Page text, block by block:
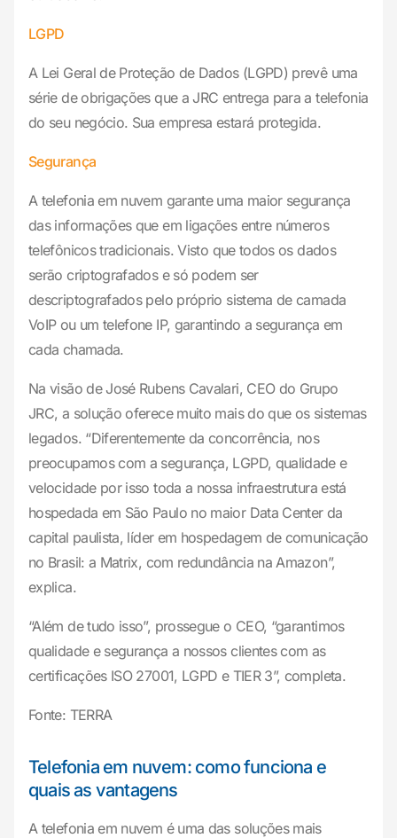
LGPD
A Lei Geral de Proteção de Dados (LGPD) prevê uma
série de obrigações que a JRC entrega para a telefonia
do seu negócio. Sua empresa estará protegida.
Segurança
A telefonia em nuvem garante uma maior segurança
das informações que em ligações entre números
telefônicos tradicionais. Visto que todos os dados
serão criptografados e só podem ser
descriptografados pelo próprio sistema de camada
VoIP ou um telefone IP, garantindo a segurança em
cada chamada.
Na visão de José Rubens Cavalari, CEO do Grupo
JRC, a solução oferece muito mais do que os sistemas
legados. “Diferentemente da concorrência, nos
preocupamos com a segurança, LGPD, qualidade e
velocidade por isso toda a nossa infraestrutura está
hospedada em São Paulo no maior Data Center da
capital paulista, líder em hospedagem de comunicação
no Brasil: a Matrix, com redundância na Amazon”,
explica.
“Além de tudo isso”, prossegue o CEO, “garantimos
qualidade e segurança a nossos clientes com as
certificações ISO 27001, LGPD e TIER 3”, completa.
Fonte: TERRA
Telefonia em nuvem: como funciona e
quais as vantagens
A telefonia em nuvem é uma das soluções mais